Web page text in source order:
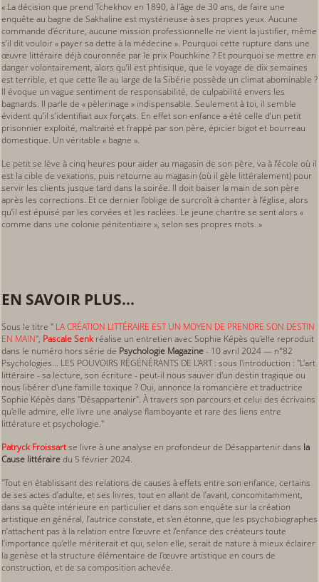
« La décision que prend Tchekhov en 1890, à l’âge de 30 ans, de faire une
enquête au bagne de Sakhaline est mystérieuse à ses propres yeux. Aucune
commande d’écriture, aucune mission professionnelle ne vient la justifier, même
s’il dit vouloir « payer sa dette à la médecine ». Pourquoi cette rupture dans une
œuvre littéraire déjà couronnée par le prix Pouchkine ? Et pourquoi se mettre en
danger volontairement, alors qu’il est phtisique, que le voyage de dix semaines
est terrible, et que cette île au large de la Sibérie possède un climat abominable ?
Il évoque un vague sentiment de responsabilité, de culpabilité envers les
bagnards. Il parle de « pèlerinage » indispensable. Seulement à toi, il semble
évident qu’il s’identifiait aux forçats. En effet son enfance a été celle d’un petit
prisonnier exploité, maltraité et frappé par son père, épicier bigot et bourreau
domestique. Un véritable « bagne ».
Le petit se lève à cinq heures pour aider au magasin de son père, va à l’école où il
est la cible de vexations, puis retourne au magasin (où il gèle littéralement) pour
servir les clients jusque tard dans la soirée. Il doit baiser la main de son père
après les corrections. Et ce dernier l’oblige de surcroît à chanter à l’église, alors
qu’il est épuisé par les corvées et les raclées. Le jeune chantre se sent alors «
comme dans une colonie pénitentiaire », selon ses propres mots. »
EN SAVOIR PLUS...
Sous le titre " LA CRÉATION LITTÉRAIRE EST UN MOYEN DE PRENDRE SON DESTIN
EN MAIN", Pascale Senkréalise un entretien avec Sophie Képès qu'elle reproduit
dans le numéro hors série de Psychologie Magazine- 10 avril 2024 — n°82
Psychologies... LES POUVOIRS RÉGÉNÉRANTS DE L'ART : sous l'introduction : "L'art
littéraire - sa lecture, son écriture - peut-il nous sauver d'un destin tragique ou
nous libérer d'une famille toxique ? Oui, annonce la romancière et traductrice
Sophie Képès dans "Désappartenir". À travers son parcours et celui des écrivains
qu'elle admire, elle livre une analyse flamboyante et rare des liens entre
littérature et psychologie."
Patryck Froissartse livre à une analyse en profondeur de Désappartenir dans la
Cause littérairedu 5 février 2024.
"Tout en établissant des relations de causes à effets entre son enfance, certains
de ses actes d’adulte, et ses livres, tout en allant de l’avant, concomitamment,
dans sa quête intérieure en particulier et dans son enquête sur la création
artistique en général, l’autrice constate, et s’en étonne, que les psychobiographes
n’attachent pas à la relation entre l’œuvre et l’enfance des créateurs toute
l’importance qu’elle mériterait et qui, selon elle, serait de nature à mieux éclairer
la genèse et la structure élémentaire de l’œuvre artistique en cours de
construction, et de sa composition achevée.